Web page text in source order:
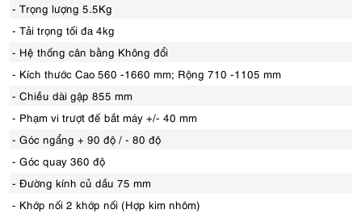
- Trọng lượng 5.5Kg
- Tải trọng tối đa 4kg
- Hệ thống cân bằng Không đổi
- Kích thước Cao 560 -1660 mm; Rộng 710 -1105 mm
- Chiều dài gập 855 mm
- Phạm vi trượt đế bắt máy +/- 40 mm
- Góc ngẩng + 90 độ / - 80 độ
- Góc quay 360 độ
- Đường kính củ dầu 75 mm
- Khớp nối 2 khớp nối (Hợp kim nhôm)